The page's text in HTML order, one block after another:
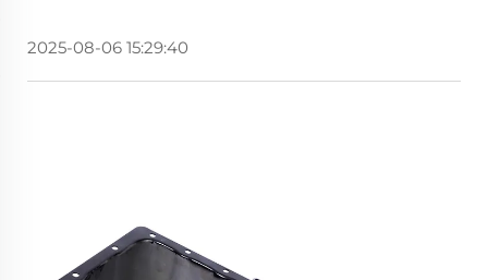
2025-08-06 15:29:40